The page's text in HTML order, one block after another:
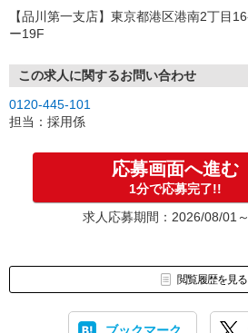
【品川第一支店】東京都港区港南2丁目
ー19F
この求人に関するお問い合わせ
0120-445-101
担当：採用係
応募画面へ進む
1分で応募完了!!
求人応募期間：2026/08/01
閲覧履歴を見る